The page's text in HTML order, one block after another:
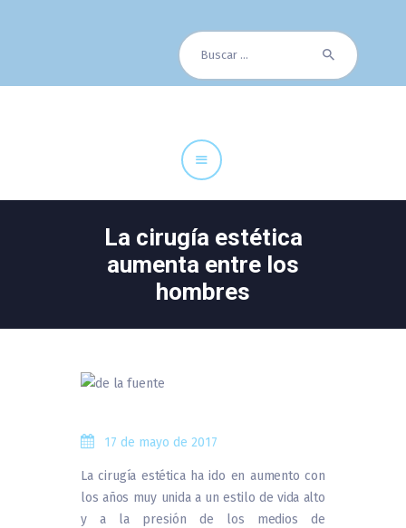
Buscar:
La cirugía estética
aumenta entre los
hombres
Cuadro Médico
Especialidades
17 de mayo de 2017
La cirugía estética ha ido en aumento con
los años muy unida a un estilo de vida alto
y a la presión de los medios de